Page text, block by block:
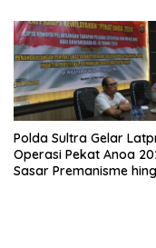
Polda Sultra Gelar
Operasi Pekat Anoa
Sasar Premanisme